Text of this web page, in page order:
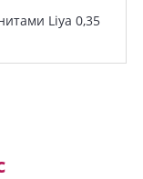
Liya 0,35